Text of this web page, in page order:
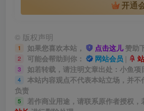
开通
© 版权声明
1 如果您喜欢本站， 点击这儿赞助
2 可能会帮助到你： 网站会员 |
3 如若转载，请注明文章出处：小鱼项
4
本站内容观点不代表本站立场，并
负责
5 若作商业用途，请联系原作者授权